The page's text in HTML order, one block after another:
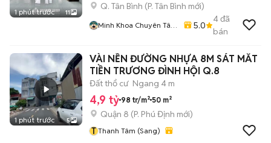
1 phút trước 11
Q. Tân Bình (P. Tân Bình mới)
Minh Khoa Chuyên Tân
5.0
4đã
bán
1 phút trước 5
VÀI NỀN ĐƯỜNG NHỰA 8M SÁT MĂT
TIỀN TRƯƠNG ĐÌNH HỘI Q.8
Đất thổ cư Ngang 4 m
4,9 tỷ 98 tr/m² 50 m²
Quận 8 (P. Phú Định mới)
T Thanh Tâm (Sang)